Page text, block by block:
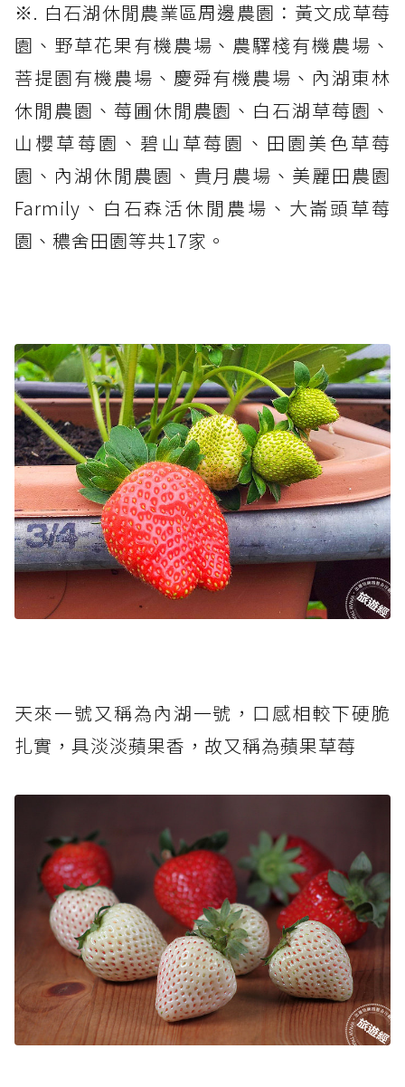
※. 白石湖休閒農業區周邊農園：黃文成草莓
園、野草花果有機農場、農驛棧有機農場、
菩提園有機農場、慶舜有機農場、內湖東林
休閒農園、莓圃休閒農園、白石湖草莓園、
山櫻草莓園、碧山草莓園、田園美色草莓
園、內湖休閒農園、貴月農場、美麗田農園
Farmily、白石森活休閒農場、大崙頭草莓
園、穠舍田園等共17家。
天來一號又稱為內湖一號，口感相較下硬脆
扎實，具淡淡蘋果香，故又稱為蘋果草莓